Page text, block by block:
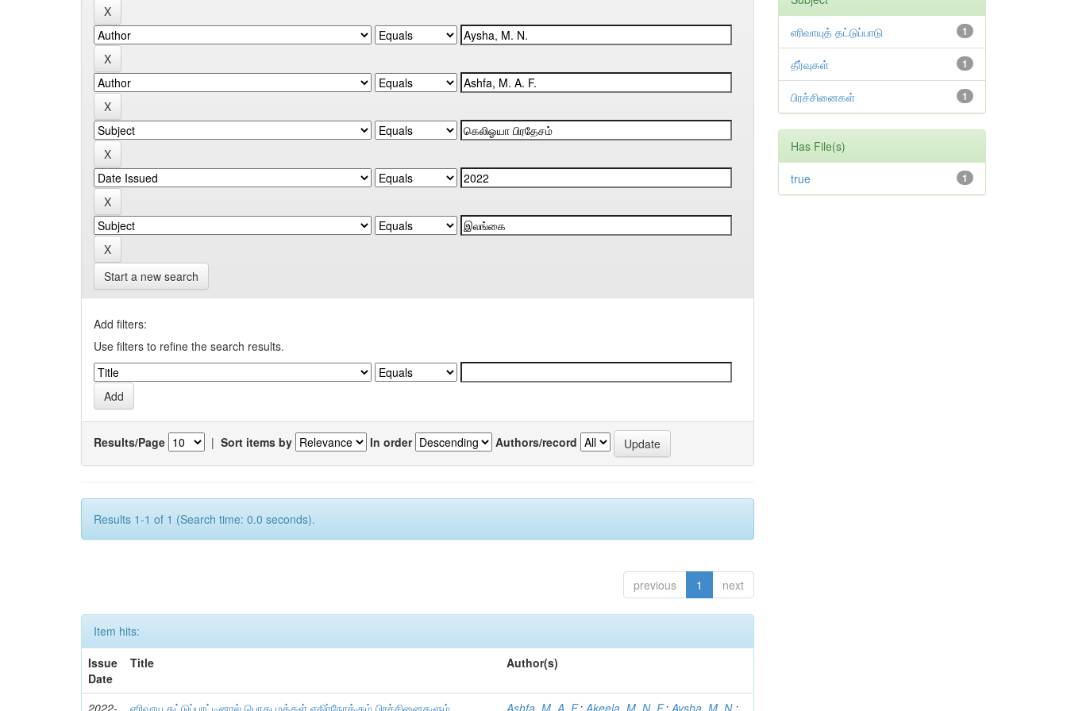
Start a new search
Add filters:
Use filters to refine the search results.
Results/Page | Sort items by In order Authors/record
Results 1-1 of 1 (Search time: 0.0 seconds).
previous 1 next
Item hits:
Issue
Date
Title Author(s)
2022- எரிவாயு தட்டுப்பாட்டினால் பொது மக்கள் எதிர்நோக்கும் பிரச்சினைகளும் Ashfa, M. A. F.;Akeela, M. N. F.;Aysha, M. N. ;
1
எரிவாயுத் தட்டுப்பாடு
1
தீர்வுகள்
1
பிரச்சினைகள்
Has File(s)
1
true